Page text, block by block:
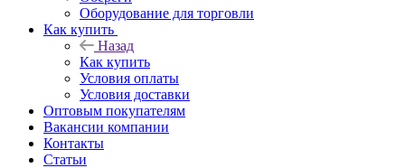
Оборудование для торговли
Как купить
Назад
Как купить
Условия оплаты
Условия доставки
Оптовым покупателям
Вакансии компании
Контакты
Статьи